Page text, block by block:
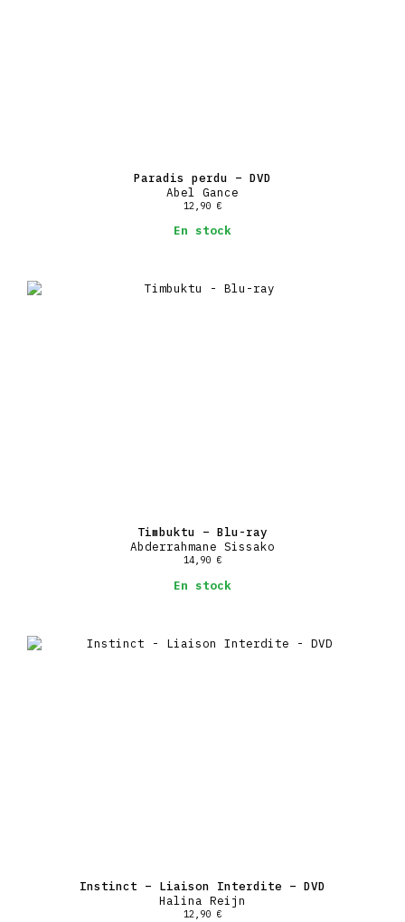
Paradis perdu – DVD
Abel Gance
12,90 €
En stock
Timbuktu – Blu-ray
Abderrahmane Sissako
14,90 €
En stock
Instinct – Liaison Interdite – DVD
Halina Reijn
12,90 €